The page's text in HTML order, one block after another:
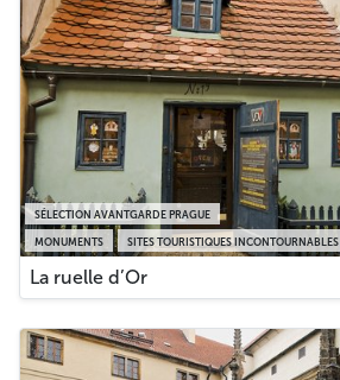
MONUMENTS SITES TOURISTIQUES INCONTOURNABLES
SÉLECTION AVANTGARDE PRAGUE
La ruelle d’Or